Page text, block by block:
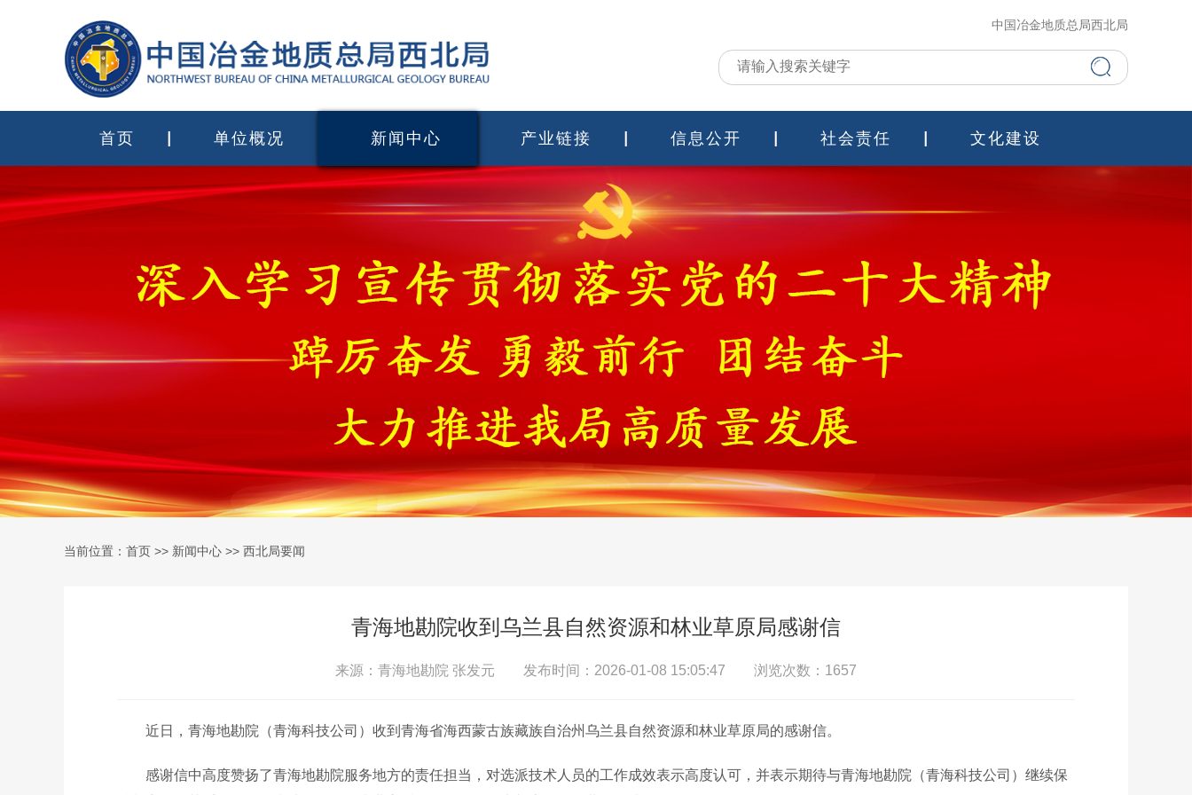
中国冶金地质总局西北局
首页 单位概况 新闻中心 产业链接 信息公开 社会责任 文化建设
当前位置： 首页 >> 新闻中心 >> 西北局要闻
青海地勘院收到乌兰县自然资源和林业草原局感谢信
来源：青海地勘院 张发元 发布时间：2026-01-08 15:05:47 浏览次数：1657
近日，青海地勘院（青海科技公司）收到青海省海西蒙古族藏族自治州乌兰县自然资源和林业草原局的感谢信。
感谢信中高度赞扬了青海地勘院服务地方的责任担当，对选派技术人员的工作成效表示高度认可，并表示期待与青海地勘院（青海科技公司）继续保